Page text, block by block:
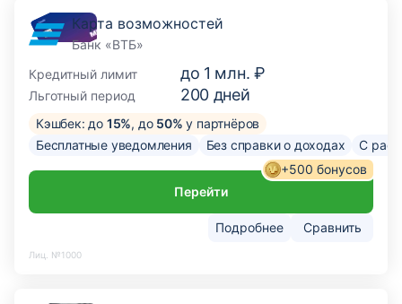
Карта возможностей
Банк «ВТБ»
Кредитный лимит
до 1 млн. ₽
Льготный период 200 дней
Кэшбек: до 15%, до 50% у партнёров
Бесплатные уведомления
Без справки о доходах С
Подробнее Сравнить
+500 бонусов
Перейти
Лиц. №1000